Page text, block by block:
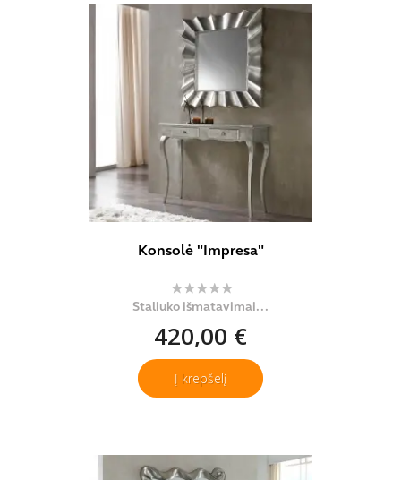
Konsolė "Impresa"
Staliuko išmatavimai...
420,00 €
Į krepšelį